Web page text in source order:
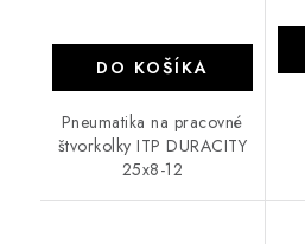
DO KOŠÍKA
Pneumatika na pracovné
štvorkolky ITP DURACITY
25x8-12